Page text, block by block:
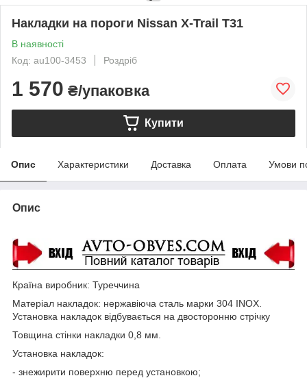
Накладки на пороги Nissan X-Trail T31
В наявності
Код: au100-3453
Роздріб
1 570 ₴/упаковка
Купити
Опис Характеристики Доставка Оплата Умови
Опис
Країна виробник: Туреччина
Матеріал накладок: нержавіюча сталь марки 304 INOX.
Установка накладок відбувається на двосторонню стрічку
Товщина стінки накладки 0,8 мм.
Установка накладок:
- знежирити поверхню перед установкою;